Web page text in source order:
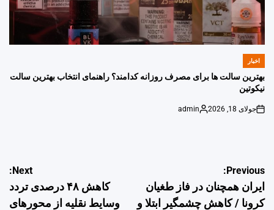
POSTED
اخبار
بهترین سالت ها برای مصرف روزانه کدامند؟ راهنمای انتخاب بهترین سالت
نیکوتین
on
جولای 18, 2026
Posted
admin
راهبری
نوشته
Previous:
ایران همچنان در فاز طغیان
کرونا / کاهش چشمگیر ابتلا و
Next:
کاهش ۴۸ درصدی تردد
وسایط نقلیه از محورهای